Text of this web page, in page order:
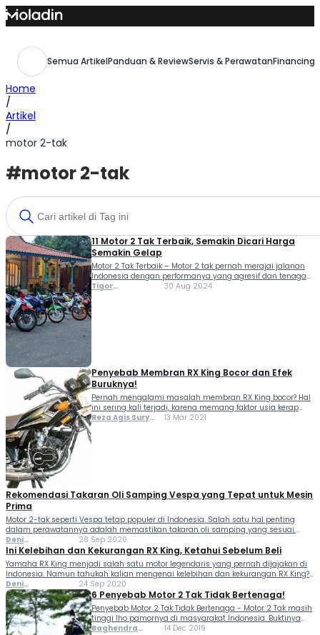
Skip
to
Semua ArtikelPanduan & ReviewServis & Perawatan
Home
/
Artikel
/
motor 2-tak
#motor 2-tak
11 Motor 2 Tak Terbaik, Semakin Dicari Harga
Semakin Gelap
Motor 2 Tak Terbaik – Motor 2 tak pernah merajai jalanan
Indonesia dengan performanya yang agresif dan tenaga
yang lebih instan. Maka dari itu keunggulan motor 2 tak
Tigor
30 Aug 2024
Penyebab Membran RX King Bocor dan Efek
Buruknya!
Pernah mengalami masalah membran RX King bocor? Hal
ini sering kali terjadi, karena memang faktor usia kerap
jadi penyebabnya. Sialnya jika hal tersebut terjadi, maka
Reza Agis Surya
13 Mar 2021
Rekomendasi Takaran Oli Samping Vespa yang Tepat untuk Mesin
Prima
Motor 2-tak seperti Vespa tetap populer di Indonesia. Salah satu hal penting
dalam perawatannya adalah memastikan takaran oli samping yang sesuai.
Dengan takaran oli yang tepat, kamu bisa menjaga performa mesin tetap
optimal dan memperpanjang usia motor. Seperti diketahui, meski...
Deni
Ferlindungan
28 Sep 2020
Ini Kelebihan dan Kekurangan RX King, Ketahui Sebelum Beli
Yamaha RX King menjadi salah satu motor legendaris yang pernah dijajakan di
Indonesia. Namun tahukah kalian mengenai kelebihan dan kekurangan RX King?
Mengingat saat ini harga jual motor ini cukup tinggi dipasaran. Tingginya
banderol Yamaha RX King saat ini, tak...
Deni
Ferlindungan
24 Sep 2020
6 Penyebab Motor 2 Tak Tidak Bertenaga!
Penyebab Motor 2 Tak Tidak Bertenaga - Motor 2 Tak masih
tinggi lho pamornya di masyarakat Indonesia. Buktinya
masih banyak orang yang mencari motor dengan jenis 2
Baghendra
14 Dec 2019